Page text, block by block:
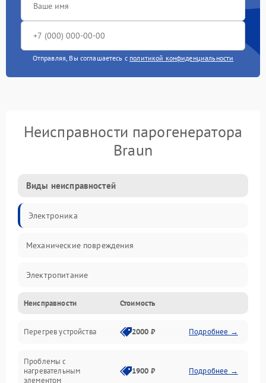
Отправляя, Вы соглашаетесь с политикой конфиденциальности
Неисправности парогенератора
Braun
Виды неисправностей
Электроника
Механические повреждения
Электропитание
Парообразование
Герметичность
Механика
Неисправности Стоимость
Перегрев устройства 2000 ₽ Подробнее →
Проблемы с
нагревательным
элементом
1900 ₽ Подробнее →